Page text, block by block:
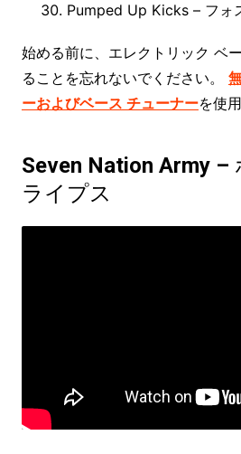
Pumped Up Kicks – フォ
始める前に、エレクトリック ベ
ることを忘れないでください。
ーおよびベース チューナーを使
Seven Nation Army –
ライプス